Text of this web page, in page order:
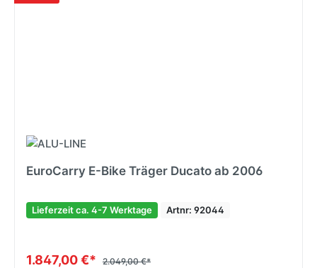
EuroCarry E-Bike Träger Ducato ab 2006
Lieferzeit ca. 4-7 Werktage Artnr: 92044
1.847,00 €* 2.049,00 €*